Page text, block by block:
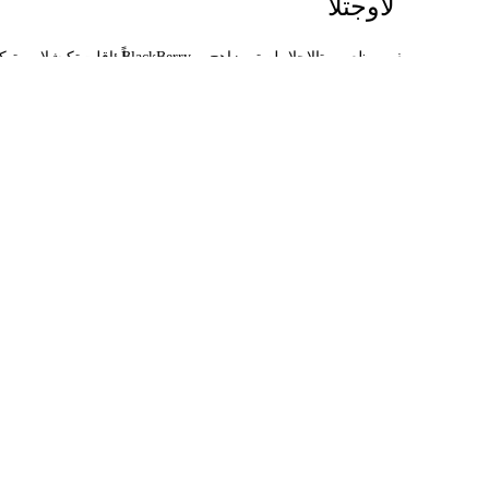
لاوجتلا
يف مظعم ،تالاحلا لصتي زاهج BlackBerryاًيئاقلت ةكبشلاب